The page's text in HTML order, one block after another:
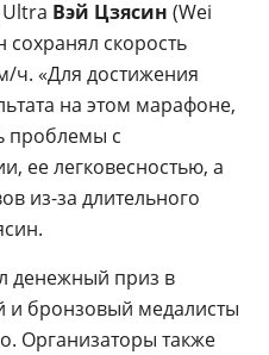
Вэй Цзясин (Wei
сохранял скорость
ч. «Для достижения
на этом марафоне,
проблемы с
ее легковесностью, а
из-за длительного
денежный приз в
и бронзовый медалисты
Организаторы также